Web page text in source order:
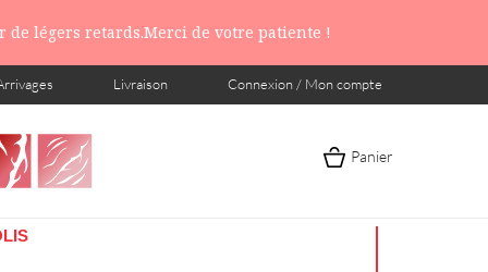
de légers retards.Merci de votre patiente !
Connexion / Mon compte
Livraison
Panier